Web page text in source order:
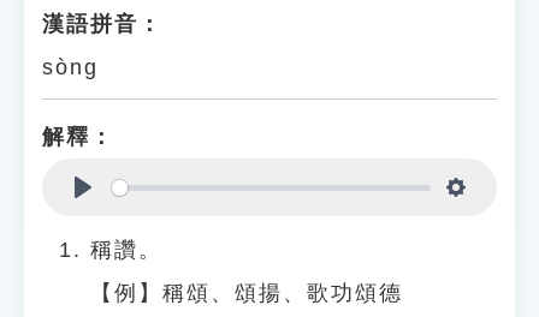
漢語拼音：
sòng
解釋：
稱讚。
【例】稱頌、頌揚、歌功頌德